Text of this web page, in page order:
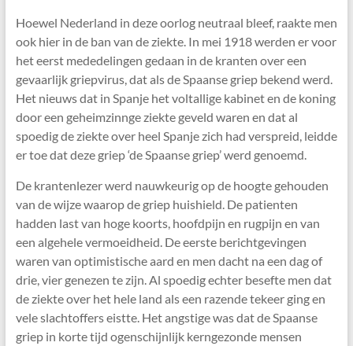
Hoewel Nederland in deze oorlog neutraal bleef, raakte men
ook hier in de ban van de ziekte. In mei 1918 werden er voor
het eerst mededelingen gedaan in de kranten over een
gevaarlijk griepvirus, dat als de Spaanse griep bekend werd.
Het nieuws dat in Spanje het voltallige kabinet en de koning
door een geheimzinnge ziekte geveld waren en dat al
spoedig de ziekte over heel Spanje zich had verspreid, leidde
er toe dat deze griep ‘de Spaanse griep’ werd genoemd.
De krantenlezer werd nauwkeurig op de hoogte gehouden
van de wijze waarop de griep huishield. De patienten
hadden last van hoge koorts, hoofdpijn en rugpijn en van
een algehele vermoeidheid. De eerste berichtgevingen
waren van optimistische aard en men dacht na een dag of
drie, vier genezen te zijn. Al spoedig echter besefte men dat
de ziekte over het hele land als een razende tekeer ging en
vele slachtoffers eistte. Het angstige was dat de Spaanse
griep in korte tijd ogenschijnlijk kerngezonde mensen